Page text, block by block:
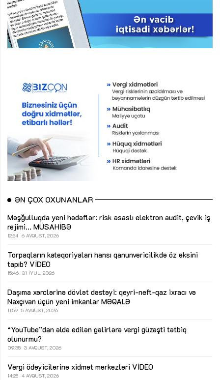
ƏN ÇOX OXUNANLAR
Məşğulluqda yeni hədəflər: risk əsaslı elektron audit, çevik iş
rejimi... MÜSAHİBƏ
12:54 6 AVQUST, 2026
Torpaqların kateqoriyaları hansı qanunvericilikdə öz əksini
tapıb? VİDEO
15:46 31 İYUL, 2026
Daşıma xərclərinə dövlət dəstəyi: qeyri-neft-qaz ixracı və
Naxçıvan üçün yeni imkanlar MƏQALƏ
11:59 5 AVQUST, 2026
“YouTube”dan əldə edilən gəlirlərə vergi güzəşti tətbiq
olunurmu?
09:35 3 AVQUST, 2026
Vergi ödəyicilərinə xidmət mərkəzləri VİDEO
14:25 4 AVQUST, 2026